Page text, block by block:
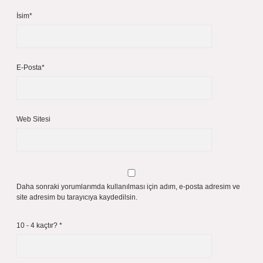
İsim*
E-Posta*
Web Sitesi
Daha sonraki yorumlarımda kullanılması için adım, e-posta adresim ve
site adresim bu tarayıcıya kaydedilsin.
10 - 4 kaçtır? *